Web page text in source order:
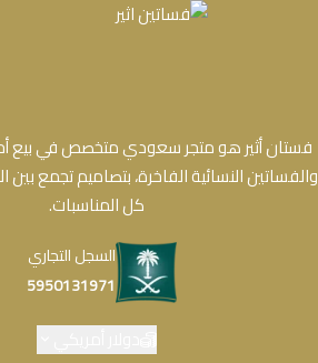
فستان أثير هو متجر سعودي متخصص في بيع
والفساتين النسائية الفاخرة، بتصاميم تجمع بين
كل المناسبات.
السجل التجاري
5950131971